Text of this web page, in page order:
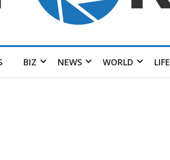
BIZ NEWS WORLD LIFE